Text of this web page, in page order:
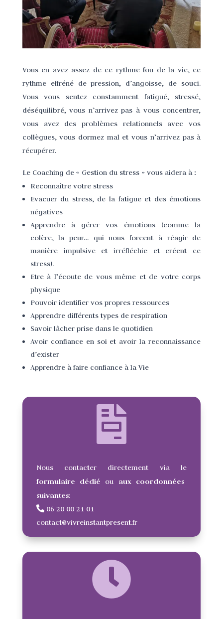
Vous en avez assez de ce rythme fou de la vie, ce
rythme effréné de pression, d’angoisse, de souci.
Vous vous sentez constamment fatigué, stressé,
déséquilibré, vous n’arrivez pas à vous concentrer,
vous avez des problèmes relationnels avec vos
collègues, vous dormez mal et vous n’arrivez pas à
récupérer.
Le Coaching de « Gestion du stress » vous aidera à :
Reconnaître votre stress
Evacuer du stress, de la fatigue et des émotions
négatives
Apprendre à gérer vos émotions (comme la
colère, la peur… qui nous forcent à réagir de
manière impulsive et irréfléchie et créent ce
stress).
Etre à l’écoute de vous même et de votre corps
physique
Pouvoir identifier vos propres ressources
Apprendre différents types de respiration
Savoir lâcher prise dans le quotidien
Avoir confiance en soi et avoir la reconnaissance
d’exister
Apprendre à faire confiance à la Vie
Nous contacter directement via le
formulaire dédié ou aux coordonnées
suivantes:
06 20 00 21 01
contact@vivreinstantpresent.fr